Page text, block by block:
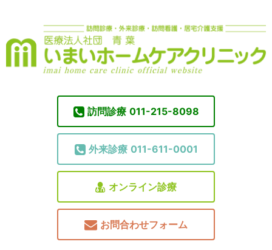
訪問診療 011-215-8098
外来診療 011-611-0001
オンライン診療
お問合わせフォーム